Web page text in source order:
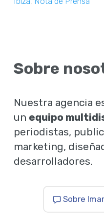
Sobre
Nuestra agencia
un equipo
periodistas,
marketing,
desarrolladores.
Sobre